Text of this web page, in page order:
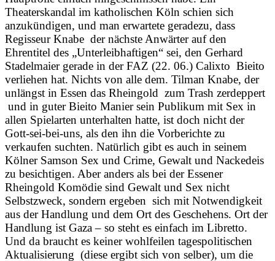
Theaterskandal im katholischen Köln schien sich
anzukündigen, und man erwartete geradezu, dass
Regisseur Knabe der nächste Anwärter auf den
Ehrentitel des „Unterleibhaftigen“ sei, den Gerhard
Stadelmaier gerade in der FAZ (22. 06.) Calixto Bieito
verliehen hat. Nichts von alle dem. Tilman Knabe, der
unlängst in Essen das Rheingold zum Trash zerdeppert
und in guter Bieito Manier sein Publikum mit Sex in
allen Spielarten unterhalten hatte, ist doch nicht der
Gott-sei-bei-uns, als den ihn die Vorberichte zu
verkaufen suchten. Natürlich gibt es auch in seinem
Kölner Samson Sex und Crime, Gewalt und Nackedeis
zu besichtigen. Aber anders als bei der Essener
Rheingold Komödie sind Gewalt und Sex nicht
Selbstzweck, sondern ergeben sich mit Notwendigkeit
aus der Handlung und dem Ort des Geschehens. Ort der
Handlung ist Gaza – so steht es einfach im Libretto.
Und da braucht es keiner wohlfeilen tagespolitischen
Aktualisierung (diese ergibt sich von selber), um die